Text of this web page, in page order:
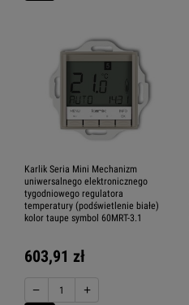
Karlik Seria Mini Mechanizm
uniwersalnego elektronicznego
tygodniowego regulatora
temperatury (podświetlenie białe)
kolor taupe symbol 60MRT-3.1
603,91 zł
− +